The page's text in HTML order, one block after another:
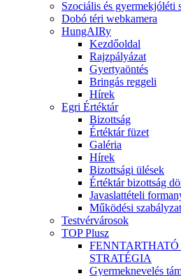
Szociális és gyermekjóléti
Dobó téri webkamera
HungAIRy
Kezdőoldal
Rajzpályázat
Gyertyaöntés
Bringás reggeli
Hírek
Egri Értéktár
Bizottság
Értéktár füzet
Galéria
Hírek
Bizottsági ülések
Értéktár bizottság
Javaslattételi
Működési szabályzat
Testvérvárosok
TOP Plusz
STRATÉGIA
Gyermeknevelés